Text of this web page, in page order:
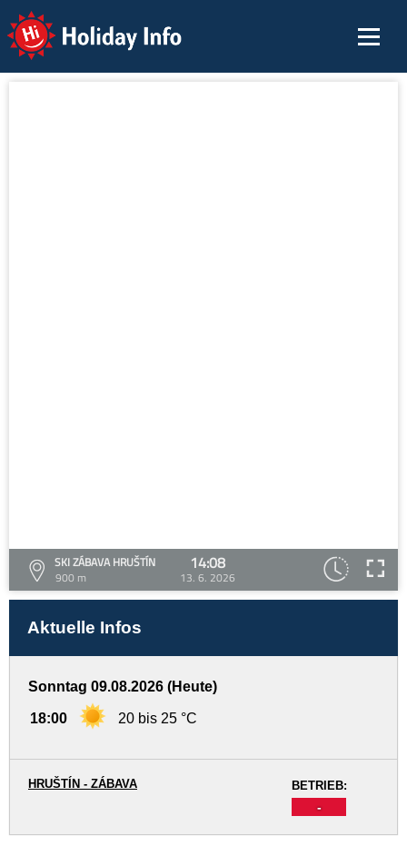
Holiday Info
SKI ZÁBAVA HRUŠTÍN
900 m
14:08
13. 6. 2026
Aktuelle Infos
Sonntag 09.08.2026 (Heute)
18:00 20 bis 25 °C
BETRIEB:
-
HRUŠTÍN - ZÁBAVA